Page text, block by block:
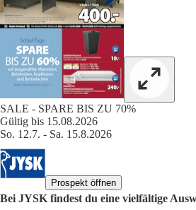
SALE - SPARE BIS ZU 70%
Gültig bis 15.08.2026
So. 12.7. - Sa. 15.8.2026
Prospekt öffnen
Bei JYSK findest du eine vielfältige